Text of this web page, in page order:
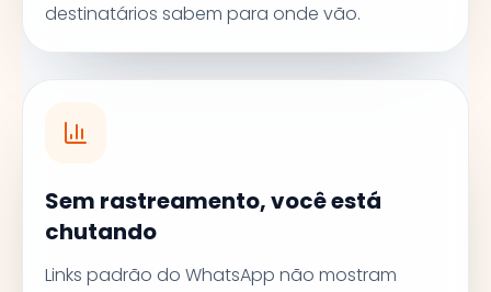
destinatários sabem para onde vão.
Sem rastreamento, você está
chutando
Links padrão do WhatsApp não mostram